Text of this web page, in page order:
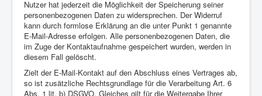
Nutzer hat jederzeit die Möglichkeit der Speicherung seiner
personenbezogenen Daten zu widersprechen. Der Widerruf
kann durch formlose Erklärung an die unter Punkt 1 genannte
E-Mail-Adresse erfolgen. Alle personenbezogenen Daten, die
im Zuge der Kontaktaufnahme gespeichert wurden, werden in
diesem Fall gelöscht.
Zielt der E-Mail-Kontakt auf den Abschluss eines Vertrages ab,
so ist zusätzliche Rechtsgrundlage für die Verarbeitung Art. 6
Abs. 1 lit. b) DSGVO. Gleiches gilt für die Weitergabe Ihrer